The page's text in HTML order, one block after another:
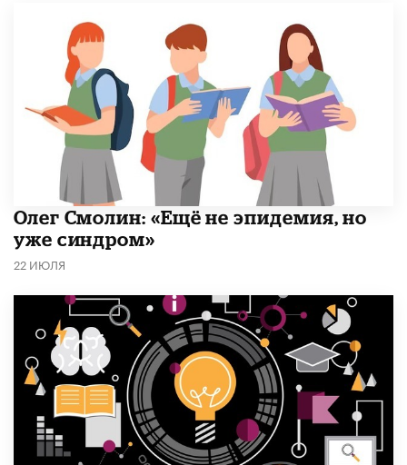
​Олег Смолин: «Ещё не эпидемия, но
уже синдром»
22 ИЮЛЯ